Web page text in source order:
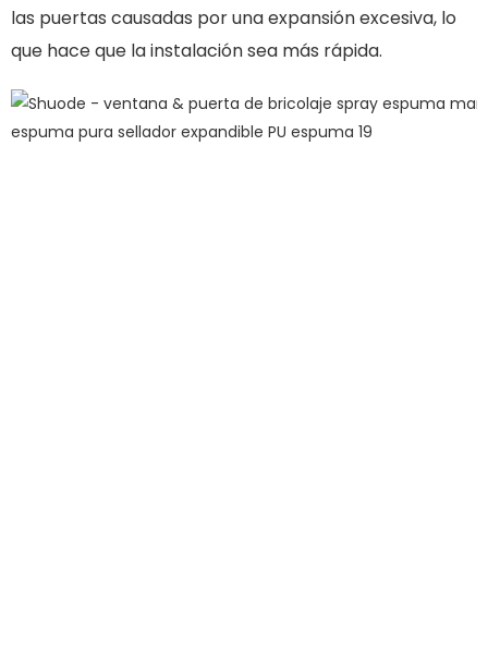
las puertas causadas por una expansión excesiva, lo
que hace que la instalación sea más rápida.